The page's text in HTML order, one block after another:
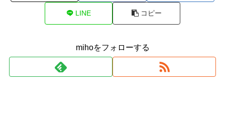
LINE コピー
mihoをフォローする